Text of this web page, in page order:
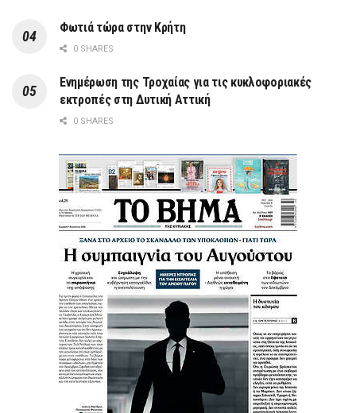
Φωτιά τώρα στην Κρήτη
0 SHARES
Ενημέρωση της Τροχαίας για τις κυκλοφοριακές
εκτροπές στη Δυτική Αττική
0 SHARES